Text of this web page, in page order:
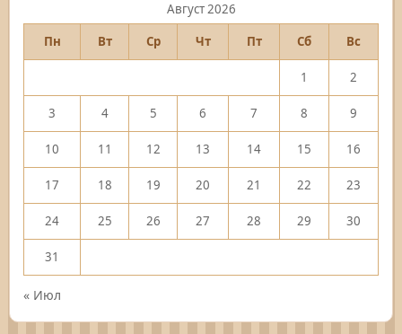
Август 2026
Пн
Вт Ср Чт Пт Сб Вс
1 2
3 4 5 6 7 8 9
10 11 12 13 14 15 16
17 18 19 20 21 22 23
24 25 26 27 28 29 30
31
« Июл